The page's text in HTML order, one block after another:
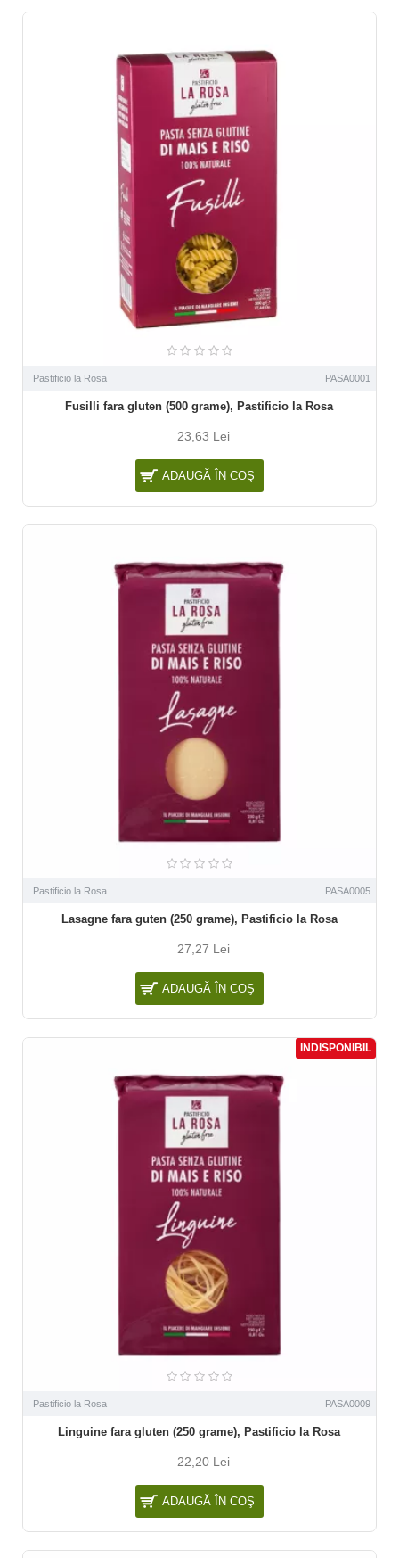
Pastificio la Rosa PASA0001
Fusilli fara gluten (500 grame), Pastificio la Rosa
23,63 Lei
ADAUGĂ ÎN COŞ
Pastificio la Rosa PASA0005
Lasagne fara guten (250 grame), Pastificio la Rosa
27,27 Lei
ADAUGĂ ÎN COŞ
INDISPONIBIL
Pastificio la Rosa PASA0009
Linguine fara gluten (250 grame), Pastificio la Rosa
22,20 Lei
ADAUGĂ ÎN COŞ